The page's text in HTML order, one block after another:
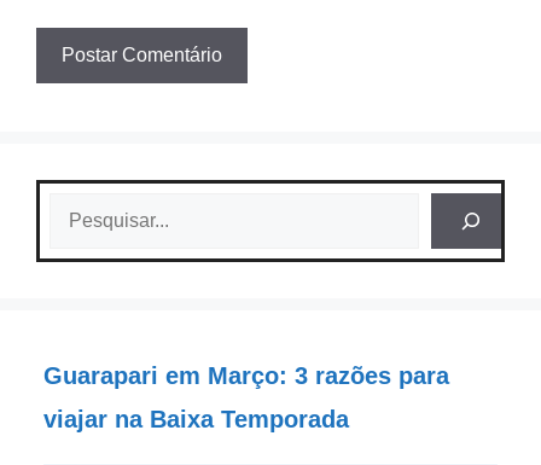
Guarapari em Março: 3 razões para
viajar na Baixa Temporada